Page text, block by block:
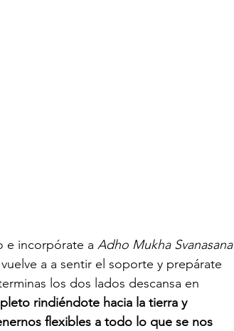
e incorpórate a Adho Mukha Svanasana
a a sentir el soporte y prepárate
los dos lados descansa en
rindiéndote hacia la tierra y
flexibles a todo lo que se nos